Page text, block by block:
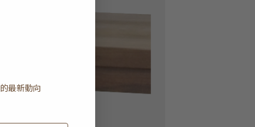
的最新動向